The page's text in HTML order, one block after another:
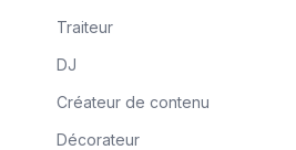
Traiteur
DJ
Créateur de contenu
Décorateur